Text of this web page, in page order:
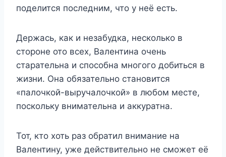
поделится последним, что у неё есть.
Держась, как и незабудка, несколько в
стороне ото всех, Валентина очень
старательна и способна многого добиться в
жизни. Она обязательно становится
«палочкой-выручалочкой» в любом месте,
поскольку внимательна и аккуратна.
Тот, кто хоть раз обратил внимание на
Валентину, уже действительно не сможет её